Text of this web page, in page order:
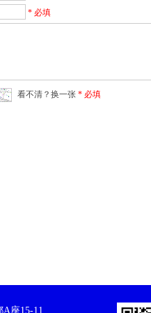
* 必填
看不清？换一张 * 必填
座15-11